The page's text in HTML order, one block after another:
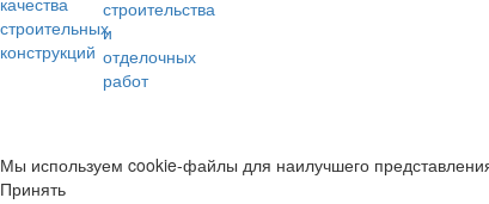
Мы используем cookie-файлы для наилучшего
Принять